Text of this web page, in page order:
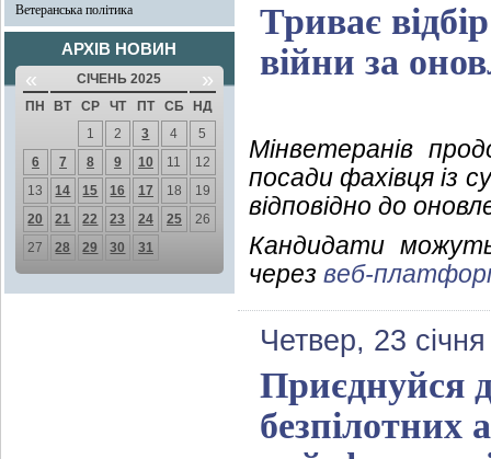
Ветеранська політика
АРХІВ НОВИН
« СІЧЕНЬ 2025 »
ПН ВТ СР ЧТ ПТ СБ
НД
1
2 3 4
5
6
7 8 9 10 11
12
13
14 15 16 17 18
19
20
21 22 23 24 25
26
27
28 29 30 31
Триває
війни за
Мінветеранів
посади фахівця із
відповідно до
Кандидати
через веб-
Четвер, 23
Приєднуйся
безпілотних